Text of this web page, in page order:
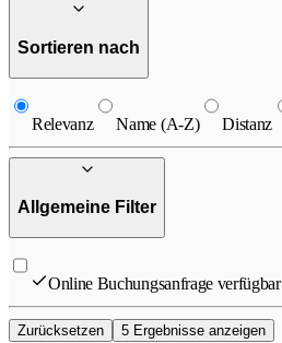
Sortieren nach
Relevanz Name (A-Z) Distanz
Allgemeine Filter
Online Buchungsanfrage verfügbar
Zurücksetzen 5 Ergebnisse anzeigen